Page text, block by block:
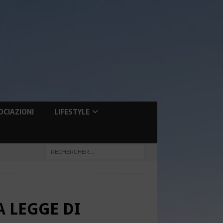
LIFESTYLE
LEGGE DI